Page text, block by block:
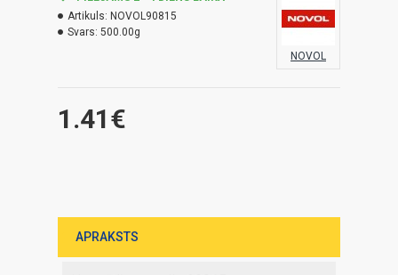
1.41€
Artikuls: NOVOL90815
Svars: 500.00g
NOVOL
APRAKSTS